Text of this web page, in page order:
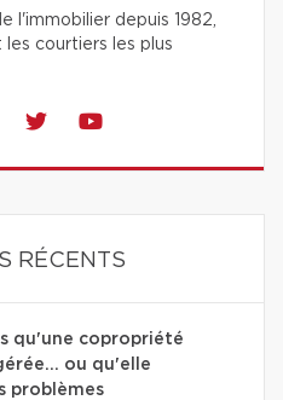
l'immobilier depuis 1982,
les courtiers les plus
RÉCENTS
qu'une copropriété
ou qu'elle
problèmes